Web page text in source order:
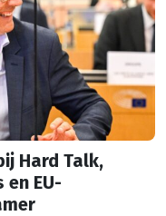
Hard Talk,
EU-